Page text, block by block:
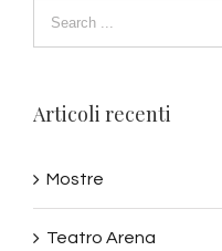
Articoli recenti
Mostre
Teatro Arena